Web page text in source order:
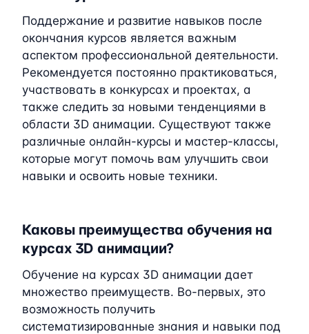
Поддержание и развитие навыков после
окончания курсов является важным
аспектом профессиональной деятельности.
Рекомендуется постоянно практиковаться,
участвовать в конкурсах и проектах, а
также следить за новыми тенденциями в
области 3D анимации. Существуют также
различные онлайн-курсы и мастер-классы,
которые могут помочь вам улучшить свои
навыки и освоить новые техники.
Каковы преимущества обучения на
курсах 3D анимации?
Обучение на курсах 3D анимации дает
множество преимуществ. Во-первых, это
возможность получить
систематизированные знания и навыки под